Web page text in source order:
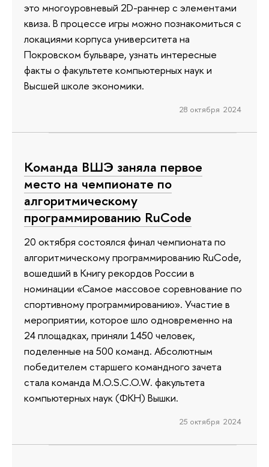
это многоуровневый 2D-раннер с элементами
квиза. В процессе игры можно познакомиться с
локациями корпуса университета на
Покровском бульваре, узнать интересные
факты о факультете компьютерных наук и
Высшей школе экономики.
28 октября 2024
Команда ВШЭ заняла первое
место на чемпионате по
алгоритмическому
программированию RuCode
20 октября состоялся финал чемпионата по
алгоритмическому программированию RuCode,
вошедший в Книгу рекордов России в
номинации «Самое массовое соревнование по
спортивному программированию». Участие в
мероприятии, которое шло одновременно на
24 площадках, приняли 1450 человек,
поделенные на 500 команд. Абсолютным
победителем старшего командного зачета
стала команда M.O.S.C.O.W. факультета
компьютерных наук (ФКН) Вышки.
25 октября 2024